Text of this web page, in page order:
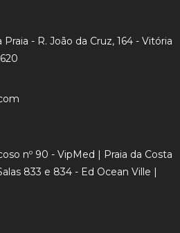
- R. João da Cruz, 164 - Vitória
nº 90 - VipMed | Praia da Costa
833 e 834 - Ed Ocean Ville |